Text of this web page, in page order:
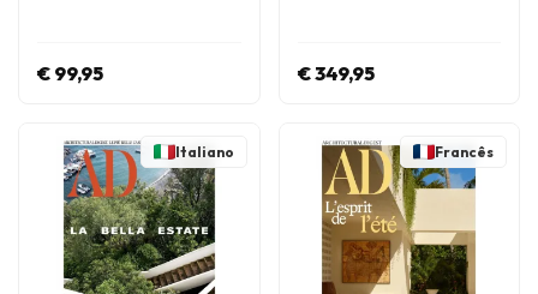
€ 99,95 € 349,95
Italiano Francês